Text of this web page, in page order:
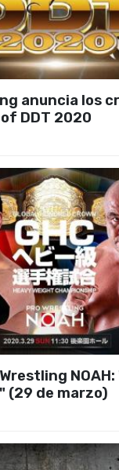
anuncia los
DDT 2020
NOAH:
(29 de marzo)